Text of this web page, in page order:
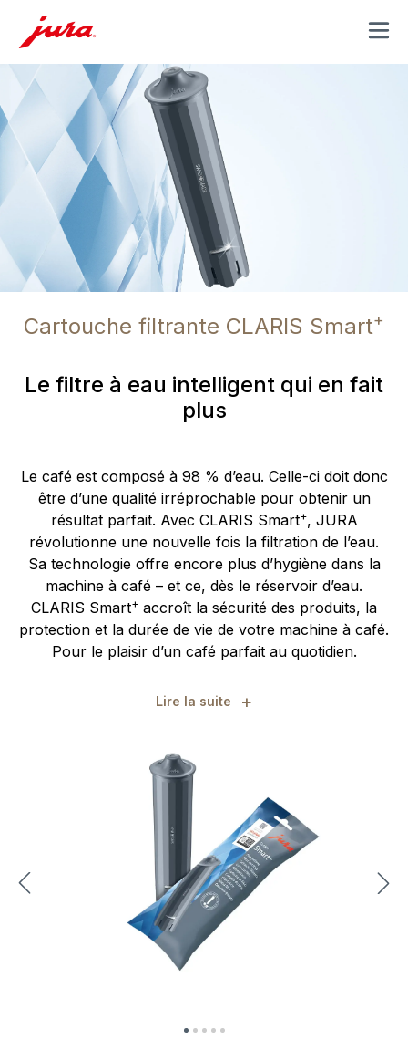
MENU
Cartouche filtrante CLARIS Smart+
Le filtre à eau intelligent qui en fait
plus
Le café est composé à 98 % d’eau. Celle-ci doit donc
être d’une qualité irréprochable pour obtenir un
résultat parfait. Avec CLARIS Smart+, JURA
révolutionne une nouvelle fois la filtration de l’eau.
Sa technologie offre encore plus d’hygiène dans la
machine à café – et ce, dès le réservoir d’eau.
CLARIS Smart+ accroît la sécurité des produits, la
protection et la durée de vie de votre machine à café.
Pour le plaisir d’un café parfait au quotidien.
Lire la suite +